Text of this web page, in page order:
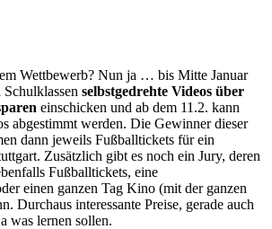
Wettbewerb? Nun ja … bis Mitte Januar
selbstgedrehte Videos über
einschicken und ab dem 11.2. kann
abgestimmt werden. Die Gewinner dieser
dann jeweils Fußballtickets für ein
Zusätzlich gibt es noch ein Jury, deren
Fußballtickets, eine
einen ganzen Tag Kino (mit der ganzen
Durchaus interessante Preise, gerade auch
was lernen sollen.